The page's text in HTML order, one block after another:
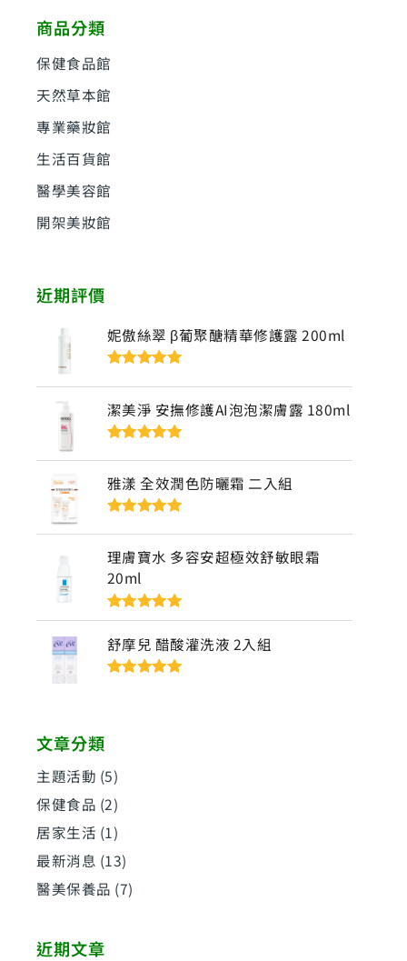
字
:
商品分類
保健食品館
天然草本館
專業藥妝館
生活百貨館
醫學美容館
開架美妝館
近期評價
妮傲絲翠 β葡聚醣精華修護露 200ml
5
潔美淨 安撫修護AI泡泡潔膚露 180ml
5
雅漾 全效潤色防曬霜 二入組
5
理膚寶水 多容安超極效舒敏眼霜
20ml
評分5滿分
舒摩兒 醋酸灌洗液 2入組
文章分類
主題活動 (5)
保健食品 (2)
居家生活 (1)
最新消息 (13)
醫美保養品 (7)
近期文章